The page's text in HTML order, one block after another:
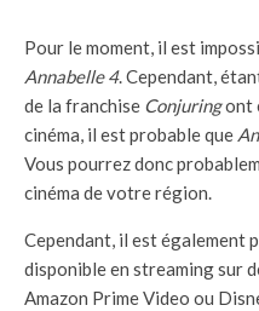
Pour le moment, il est
Annabelle 4. Cependant,
de la franchise Conjuringont
cinéma, il est probable que
Vous pourrez donc
cinéma de votre région.
Cependant, il est également
disponible en streaming sur
Amazon Prime Video ou